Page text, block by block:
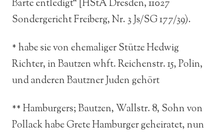
Bärte entledigt“ [HStA Dresden, 11027
Sondergericht Freiberg, Nr. 3 Js/SG 177/39).
* habe sie von ehemaliger Stütze Hedwig
Richter, in Bautzen whft. Reichenstr. 15, Polin,
und anderen Bautzner Juden gehört
** Hamburgers; Bautzen, Wallstr. 8, Sohn von
Pollack habe Grete Hamburger geheiratet, nun